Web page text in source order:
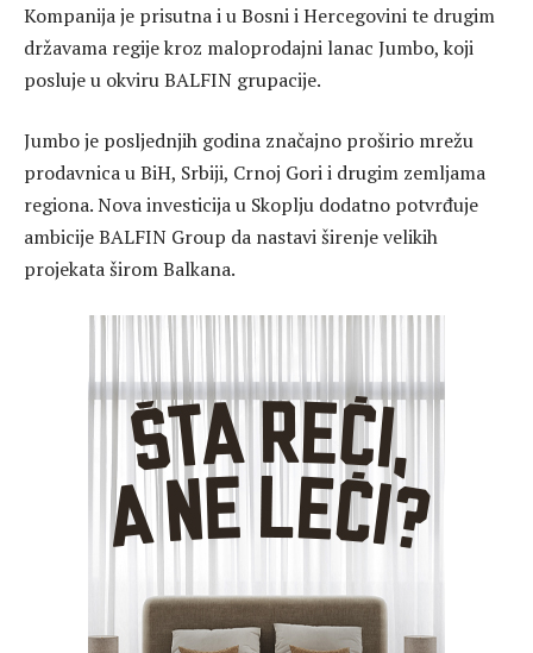
Kompanija je prisutna i u Bosni i Hercegovini te drugim
državama regije kroz maloprodajni lanac Jumbo, koji
posluje u okviru BALFIN grupacije.
Jumbo je posljednjih godina značajno proširio mrežu
prodavnica u BiH, Srbiji, Crnoj Gori i drugim zemljama
regiona. Nova investicija u Skoplju dodatno potvrđuje
ambicije BALFIN Group da nastavi širenje velikih
projekata širom Balkana.